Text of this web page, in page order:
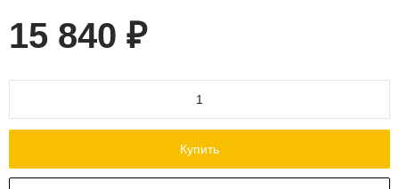
15 840 ₽
Купить